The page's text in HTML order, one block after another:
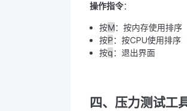
操作指令：
按M：按内存使用排序
按P：按CPU使用排序
按q：退出界面
四、压力测试工